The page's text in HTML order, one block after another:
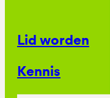
Lid worden
Kennis